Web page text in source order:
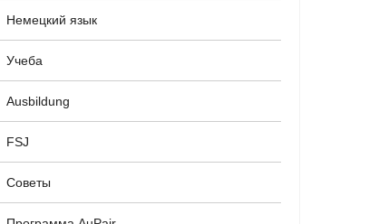
Немецкий язык
Учеба
Ausbildung
FSJ
Советы